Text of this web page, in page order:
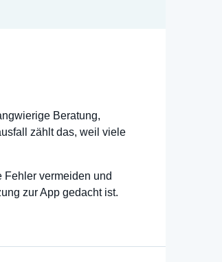
Beratung,
zählt das, weil viele
Fehler vermeiden und
zur App gedacht ist.